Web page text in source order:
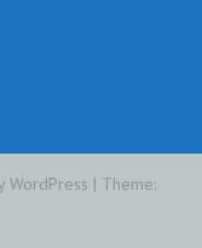
WordPress | Theme: